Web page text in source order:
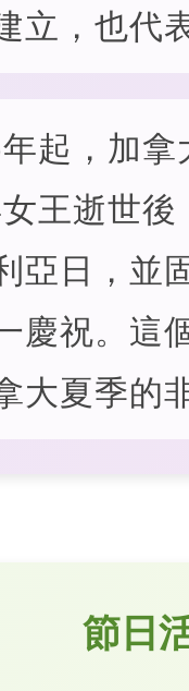
立，也代
起，加
王逝世
亞日，並
慶祝。這
大夏季的
節日